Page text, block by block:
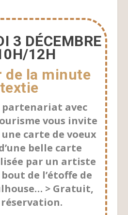
3 DÉCEMBRE
12H
de la minute
textie
partenariat avec
vous invite
carte de voeux
belle carte
par un artiste
de l’étoffe de
> Gratuit,
réservation.